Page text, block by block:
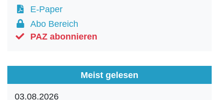
E-Paper
Abo Bereich
PAZ abonnieren
Meist gelesen
03.08.2026